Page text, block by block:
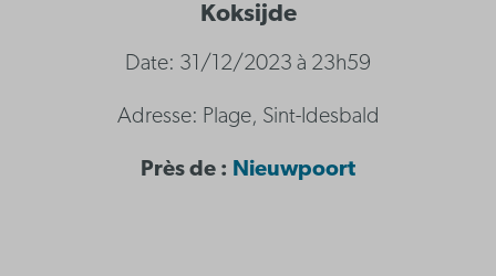
Koksijde
Date: 31/12/2023 à 23h59
Adresse: Plage, Sint-Idesbald
Près de : N ieuwpoort